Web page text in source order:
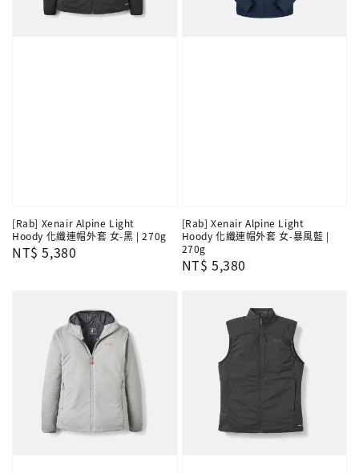
[Rab] Xenair Alpine Light
Hoody 化纖連帽外套 女-黑 | 270g
Regular
NT$ 5,380
[Rab] Xenair Alpine Light
Hoody 化纖連帽外套 女-暴風藍 |
270g
Regular
NT$ 5,380